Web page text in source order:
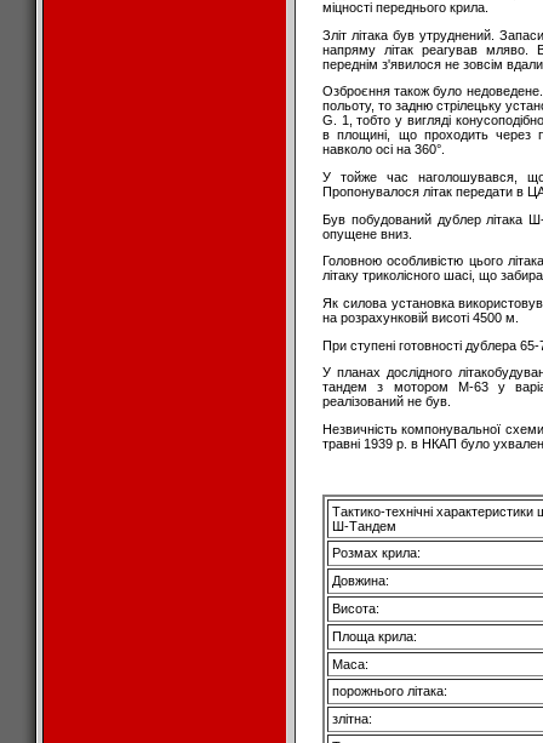
міцності переднього крила.
Зліт літака був утруднений.
напряму літак реагував мляво.
переднім з'явилося не зовсім
Озброєння також було
польоту, то задню стрілецьку
G. 1, тобто у вигляді
в площині, що проходить через
навколо осі на 360°.
У тойже час наголошувався,
Пропонувалося літак передати в
Був побудований дублер літака
опущене вниз.
Головною особливістю цього
літаку триколісного шасі, що
Як силова установка
на розрахунковій висоті 4500 м.
При ступені готовності дублера
У планах дослідного
тандем з мотором М-63 у
реалізований не був.
Незвичність компонувальної
травні 1939 р. в НКАП було
Tактико-технічні
Ш-Тандем
Розмах крила:
Довжина:
Висота:
Площа крила:
Маса:
порожнього літака:
злітна: